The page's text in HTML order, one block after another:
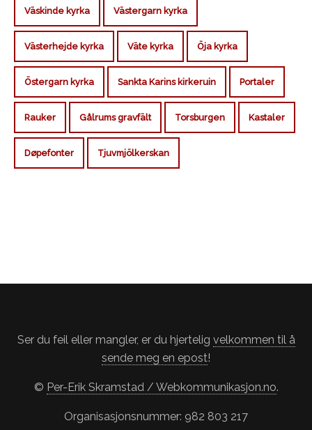
Väskinde kyrka Västergarn kyrka
Västerhejde kyrka Väte kyrka Öja kyrka
Östergarn kyrka Sankta Karins kirkeruin Portaler
Rauker Gålrums gravfält Torsburgen Kastaler
Døpefonter Tjuvmjölkerskan
Ser du feil eller mangler, er du hjertelig velkommen til å
sende meg en epost!
© Per-Erik Skramstad / Webkommunikasjon.no.
Organisasjonsnummer: 982 803 217